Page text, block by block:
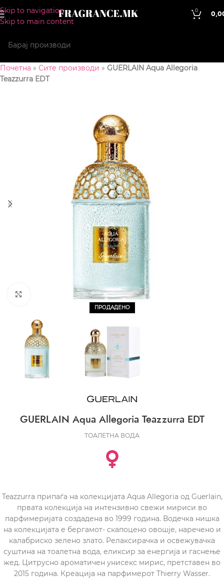
Skip to navigation
Skip to main content
0
Почетна » Сите производи » GUERLAIN Aqua Allegoria
Teazzurra EDT
ПРОДАДЕНО
CLICK TO ENLARGE
GUERLAIN Aqua Allegoria Teazzurra EDT
ТОАЛЕТНА ВОДА
Teazzurra припаѓа на колекцијата Aqua Allegoria од Guerlain,
првата колекција на интензивно свежи мириси во
парфимеријата создадена во 1999 година. Водечка нишка
на колекцијата е бергамот- скапоцено овошје, наречено и
калабриско зелено злато. Релаксирачка и освежувачка
суштина на тоалетна вода, еликсир за енергија и гаснење
жед. Цитрусно ароматичен унисекс мирис, претставен во
2015 година. Креација на парфимерот Thierry Wasser.